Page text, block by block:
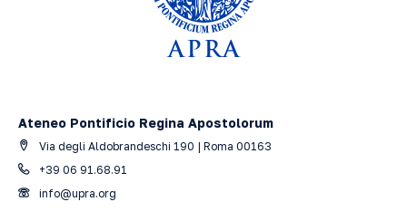
Ateneo Pontificio Regina Apostolorum
Via degli Aldobrandeschi 190 | Roma 00163
+39 06 91.68.91
info@upra.org